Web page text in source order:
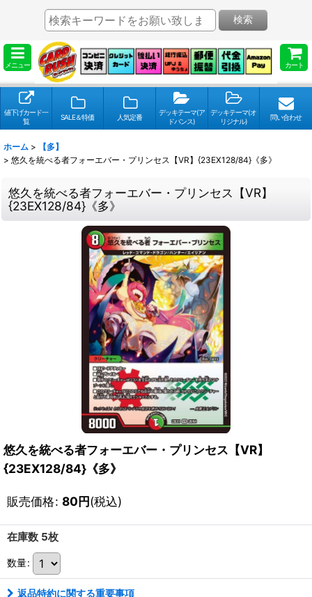
メニュー カート
検索
値下げカード一
覧
SALE＆特価 人気定番
デッキテーマ(ア
ドバンス)
デッキテーマ(オ
リジナル)
問い合わせ
ホーム >
【多】
> 悠久を統べる者フォーエバー・プリンセス【VR】{23EX128/84}《多》
悠久を統べる者フォーエバー・プリンセス【VR】
{23EX128/84}《多》
悠久を統べる者フォーエバー・プリンセス【VR】
{23EX128/84}《多》
販売価格: 80円(税込)
在庫数 5枚
数量:
返品特約に関する重要事項